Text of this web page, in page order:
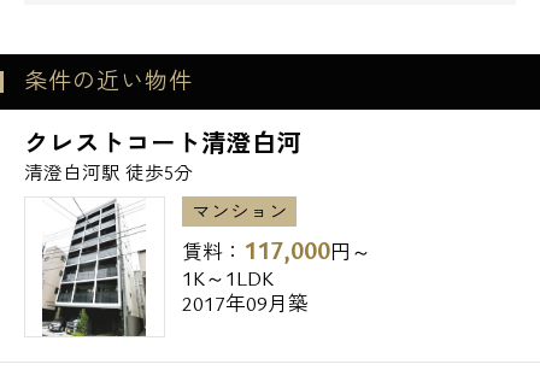
キッチンオリジン清澄店 435m
九州筑豊ラーメン山小屋清澄白河店 472m
エスアールホームでは都内デザイナーズマン
ション多数
お取り扱いしておりますのでお気軽にご相談
下さいませ
条件の近い物件
クレストコート清澄白河
清澄白河駅 徒歩5分
マンション
賃料： 117,000円～
1K～1LDK
2017年09月築
メールでお問い合わせ
お問い合わせ